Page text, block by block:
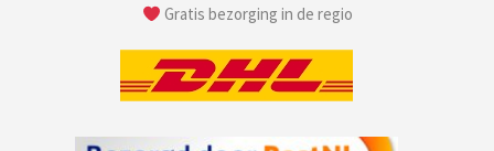
Gratis bezorging in de regio